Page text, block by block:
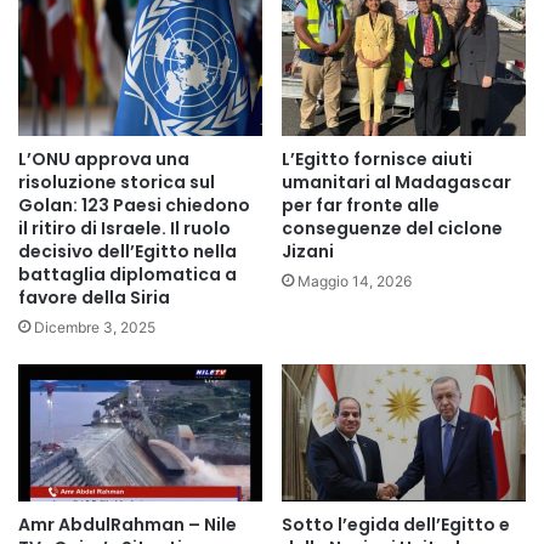
“L’Egitto era sull’orlo del collasso”: la narrativa della
stabilità
Il presidente ha ricordato che nel 2011 l’Egitto “era sul
bordo del collasso” e che, dal 2014 – anno della sua ascesa
alla presidenza – ha dedicato ogni sforzo a costruire uno
Stato forte, stabile e funzionante.
Un obiettivo che, ha ribadito, “sarà raggiunto solo con la
volontà collettiva” di istituzioni e cittadini. Poi ha aggiunto
una frase che riflette la direzione politica del suo
intervento:
> “Impedirò qualsiasi ostacolo che impedisca il progresso.
Questo obiettivo sarà raggiunto grazie a Dio e all’opera
degli egiziani.”
L’ONU approva una
risoluzione storica sul
Golan: 123 Paesi chiedono
il ritiro di Israele. Il ruolo
decisivo dell’Egitto nella
battaglia diplomatica a
favore della Siria
Dicembre 3, 2025
L’Egitto fornisce aiuti
umanitari al Madagascar
per far fronte alle
conseguenze del ciclone
Jizani
Maggio 14, 2026
Amr AbdulRahman – Nile
Sotto l’egida dell’Egitto e